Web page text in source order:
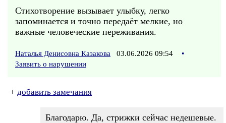
Стихотворение вызывает улыбку, легко
запоминается и точно передаёт мелкие, но
важные человеческие переживания.
Наталья Денисовна Казакова 03.06.2026 09:54
•
Заявить о нарушении
+ добавить замечания
Благодарю. Да, стрижки сейчас недешевые.